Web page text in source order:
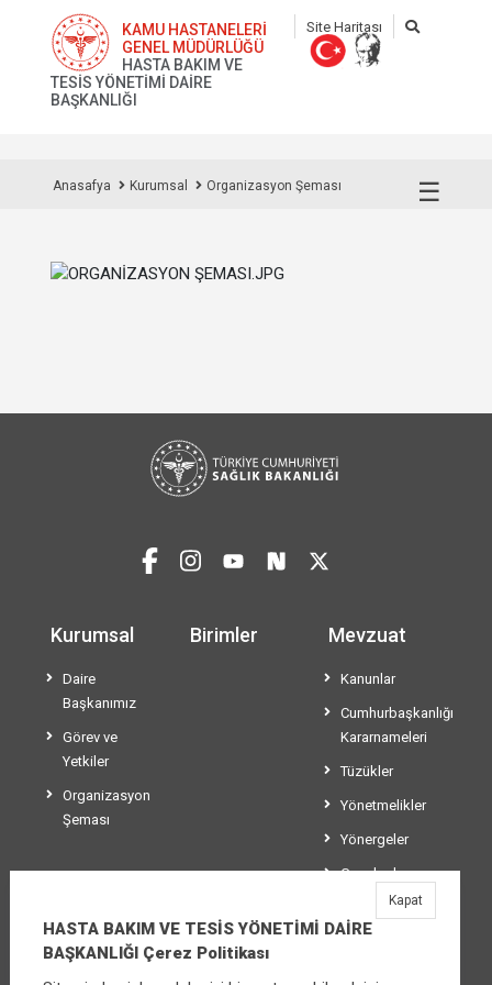
KAMU HASTANELERİ
GENEL MÜDÜRLÜĞÜ
HASTA BAKIM VE
TESİS YÖNETİMİ DAİRE
BAŞKANLIĞI
Site Haritası
☰
Anasafya Kurumsal Organizasyon Şeması
Kurumsal
Daire
Başkanımız
Görev ve
Yetkiler
Organizasyon
Şeması
Birimler Mevzuat
Kanunlar
Cumhurbaşkanlığı
Kararnameleri
Tüzükler
Yönetmelikler
Yönergeler
Genelgeler
Tebliğler
HASTA BAKIM VE TESİS YÖNETİMİ DAİRE
BAŞKANLIĞI Çerez Politikası
Kapat